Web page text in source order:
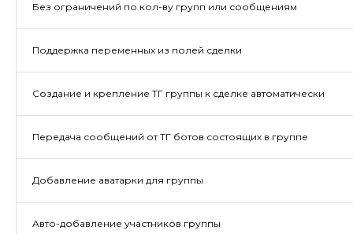
Без ограничений по кол-ву групп или сообщениям
Поддержка переменных из полей сделки
Создание и крепление ТГ группы к сделке автоматически
Передача сообщений от ТГ ботов состоящих в группе
Добавление аватарки для группы
Авто-добавление участников группы